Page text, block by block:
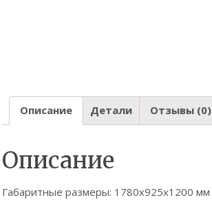
Описание Детали Отзывы (0)
Описание
Габаритные размеры: 1780х925х1200 мм